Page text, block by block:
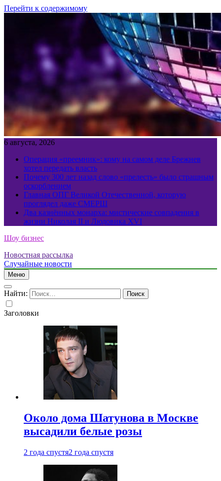
Перейти к содержимому
6 августа, 2026
Операция «преемник»: кому на самом деле Брежнев
хотел передать власть
Почему 300 лет назад слово «прелесть» было страшным
оскорблением
Главная ОПГ Великой Отечественной, которую
проглядел даже СМЕРШ
Два казнённых монарха: мистические совпадения в
жизни Николая II и Людовика XVI
Шоу бизнес
Новостная рассылка
Случайные новости
Меню
Найти:
Заголовки
Около дома Шатунова в Москве
высадили белые розы
2 года спустя2 года спустя